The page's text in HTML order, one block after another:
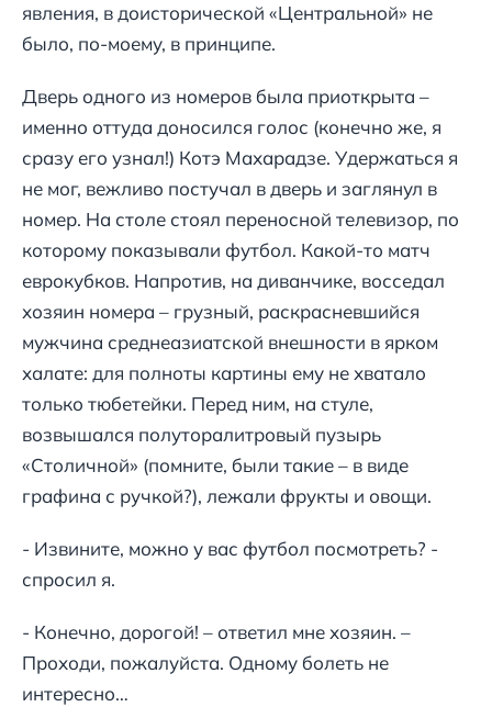
явления, в доисторической «Центральной» не
было, по-моему, в принципе.
Дверь одного из номеров была приоткрыта –
именно оттуда доносился голос (конечно же, я
сразу его узнал!) Котэ Махарадзе. Удержаться я
не мог, вежливо постучал в дверь и заглянул в
номер. На столе стоял переносной телевизор, по
которому показывали футбол. Какой-то матч
еврокубков. Напротив, на диванчике, восседал
хозяин номера – грузный, раскрасневшийся
мужчина среднеазиатской внешности в ярком
халате: для полноты картины ему не хватало
только тюбетейки. Перед ним, на стуле,
возвышался полуторалитровый пузырь
«Столичной» (помните, были такие – в виде
графина с ручкой?), лежали фрукты и овощи.
- Извините, можно у вас футбол посмотреть? -
спросил я.
- Конечно, дорогой! – ответил мне хозяин. –
Проходи, пожалуйста. Одному болеть не
интересно…